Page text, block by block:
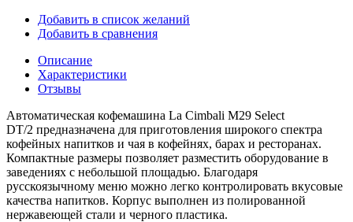
Добавить в список желаний
Добавить в сравнения
Описание
Характеристики
Отзывы
Автоматическая кофемашина La Cimbali M29 Select
DT/2 предназначена для приготовления широкого спектра
кофейных напитков и чая в кофейнях, барах и ресторанах.
Компактные размеры позволяет разместить оборудование в
заведениях с небольшой площадью. Благодаря
русскоязычному меню можно легко контролировать вкусовые
качества напитков. Корпус выполнен из полированной
нержавеющей стали и черного пластика.